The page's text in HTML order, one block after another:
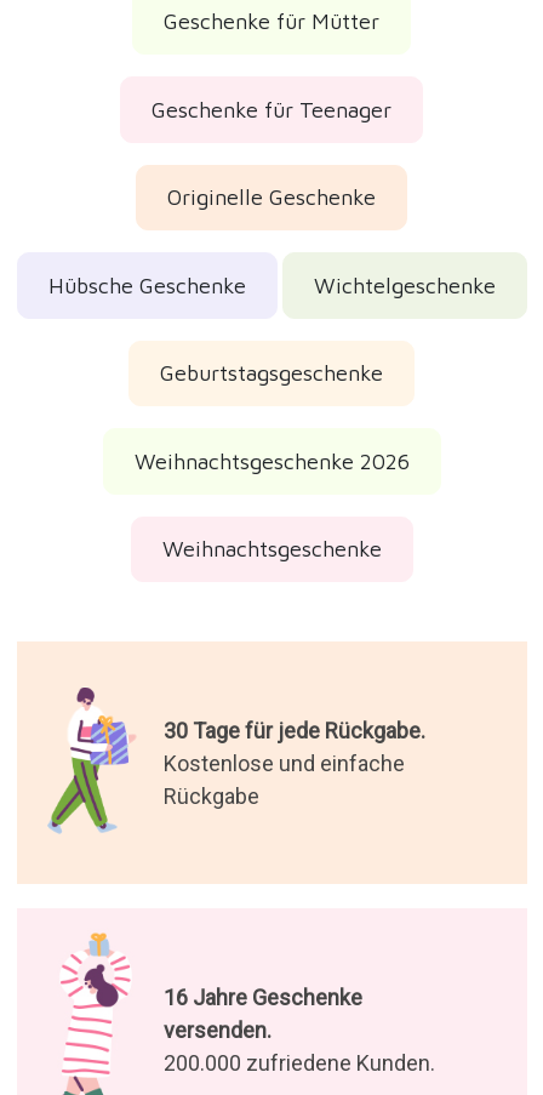
Geschenke für Mütter
Geschenke für Teenager
Originelle Geschenke
Hübsche Geschenke Wichtelgeschenke
Geburtstagsgeschenke
Weihnachtsgeschenke 2026
Weihnachtsgeschenke
30 Tage für jede Rückgabe.
Kostenlose und einfache
Rückgabe
16 Jahre Geschenke
versenden.
200.000 zufriedene Kunden.